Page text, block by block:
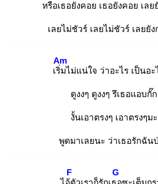
หรือเธอยังคอย เธอยังคอย เลย
เลยไม่ชัวร์ เลยไม่ชัวร์ เลยยัง
เริ่ม
Am
ไม่แน่ใจ ว่าอะไร เป็นอะ
ดูงงๆ ดูงงๆ รึเธอแอบกั๊ก
งั้นเอาตรงๆ เอาตรงๆมะ
พูดมาเลยนะ ว่าเธอรักฉัน
F
G